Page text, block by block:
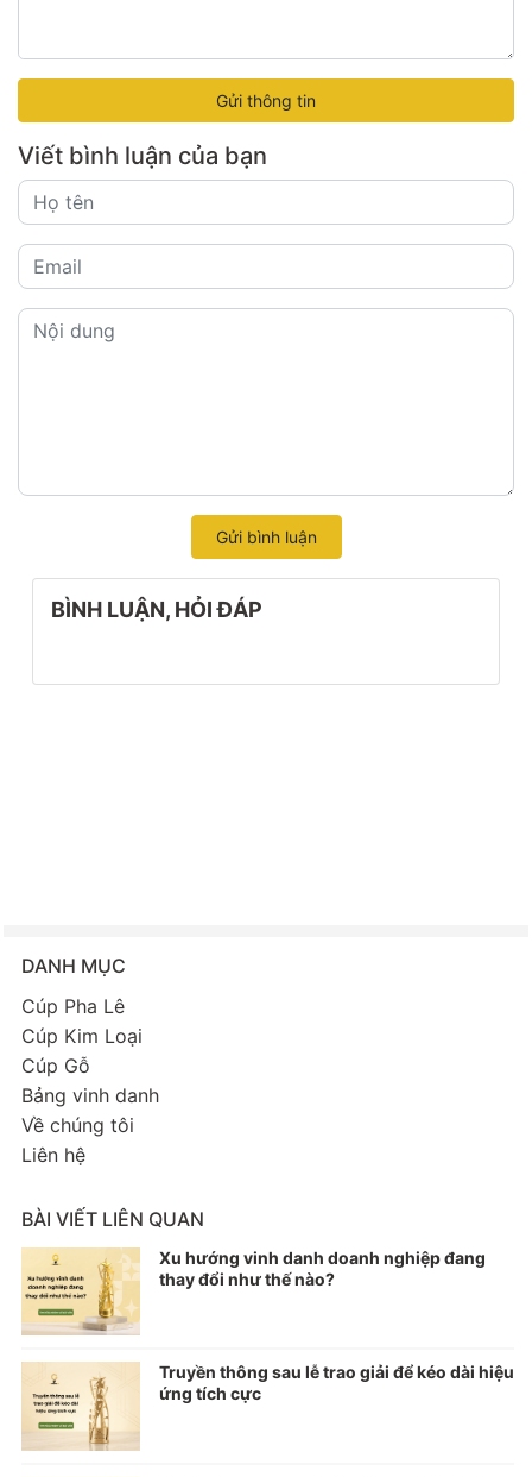
Gửi thông tin
Viết bình luận của bạn
Gửi bình luận
BÌNH LUẬN, HỎI ĐÁP
DANH MỤC
Cúp Pha Lê
Cúp Kim Loại
Cúp Gỗ
Bảng vinh danh
Về chúng tôi
Liên hệ
BÀI VIẾT LIÊN QUAN
Xu hướng vinh danh doanh nghiệp đang
thay đổi như thế nào?
Truyền thông sau lễ trao giải để kéo dài hiệu
ứng tích cực